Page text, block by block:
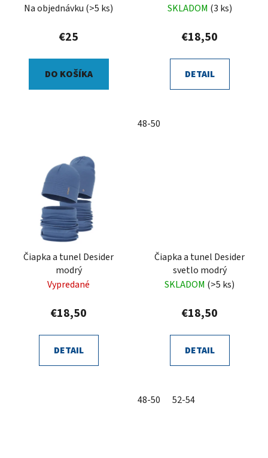
Na objednávku (>5 ks)
€25
DO KOŠÍKA
SKLADOM (3 ks)
€18,50
DETAIL
48-50
Čiapka a tunel Desider
modrý
Vypredané
€18,50
DETAIL
Čiapka a tunel Desider
svetlo modrý
SKLADOM (>5 ks)
€18,50
DETAIL
48-50 52-54